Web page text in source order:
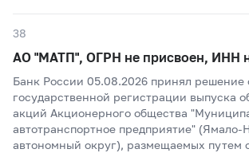
38
АО "МАТП", ОГРН не присвоен, ИНН
Банк России 05.08.2026 принял решение
государственной регистрации выпуска
акций Акционерного общества
автотранспортное предприятие" (Ямало-
автономный округ), размещаемых путем